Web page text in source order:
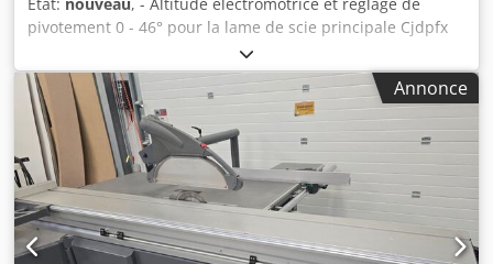
pivotement 0 - 46° pour la lame de scie principale Cjdpfx
Anovyuris Isrf - Affichage numérique de l'angle de
pivotement - Saillie de la lame de scie max. 150 mm, lame
de scie diamètre max. 450 mm - Chariot à double rouleaux,
longueur du chariot 3000 mm y compris le verrouillage
continu du chariot supérieur - Réglage manuel de la butée
parallèle, réglable via Massskaka, y compris le réglage fin,
largeur de coupe, 1000 mm - Butée d'angle avec position
fixe à 90°, réglable manuellement via une échelle de
mesure jusqu'à 3200 mm - Moteur d'entraînement 4 kW
(5,5 CV) avec 1 vitesse 4000 tr/min - Système de serrage
Annonce